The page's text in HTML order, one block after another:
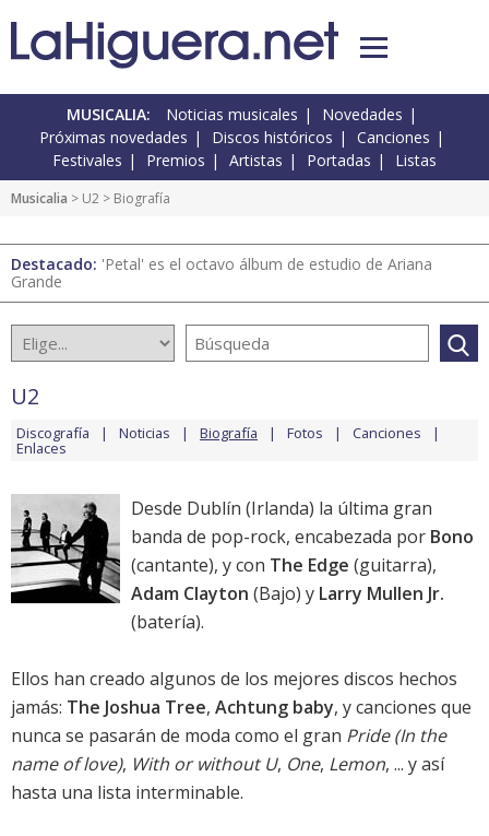
MUSICALIA: Noticias musicales
Novedades
Próximas novedades
Discos históricos
Canciones
Festivales
Premios Artistas Portadas Listas
Musicalia > U2 > Biografía
Destacado: 'Petal' es el octavo álbum de estudio de Ariana
Grande
U2
Discografía Noticias Biografía Fotos Canciones
Enlaces
Desde Dublín (Irlanda) la última gran
banda de pop-rock, encabezada por Bono
(cantante), y con The Edge (guitarra),
Adam Clayton (Bajo) y Larry Mullen Jr.
(batería).
Ellos han creado algunos de los mejores discos hechos
jamás: The Joshua Tree, Achtung baby, y canciones que
nunca se pasarán de moda como el gran Pride (In the
name of love), With or without U, One, Lemon, ... y así
hasta una lista interminable.